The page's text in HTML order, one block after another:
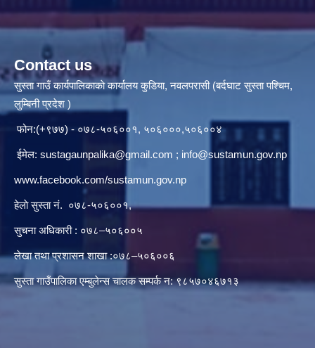
Contact us
सुस्ता गाउँ कार्यपालिकाकाे कार्यालय कुडिया, नवलपरासी (बर्दघाट सुस्ता पश्चिम,
लुम्बिनी प्रदेश )
फोन:(+९७७) - ०७८-५०६००१, ५०६०००,५०६००४
ईमेल: sustagaunpalika@gmail.com ; info@sustamun.gov.np
www.facebook.com/sustamun.gov.np
हेलाे सुस्ता नं. ०७८-५०६००१,
सुचना अधिकारी : ०७८–५०६००५
लेखा तथा प्रशासन शाखा :०७८–५०६००६
सुस्ता गाउँपालिका एम्बुलेन्स चालक सम्पर्क न‌‍: ९८५७०४६७१३